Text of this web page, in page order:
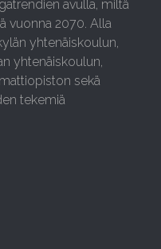
avulla, miltä
vuonna 2070. Alla
yhtenäiskoulun,
yhtenäiskoulun,
sekä
tekemiä